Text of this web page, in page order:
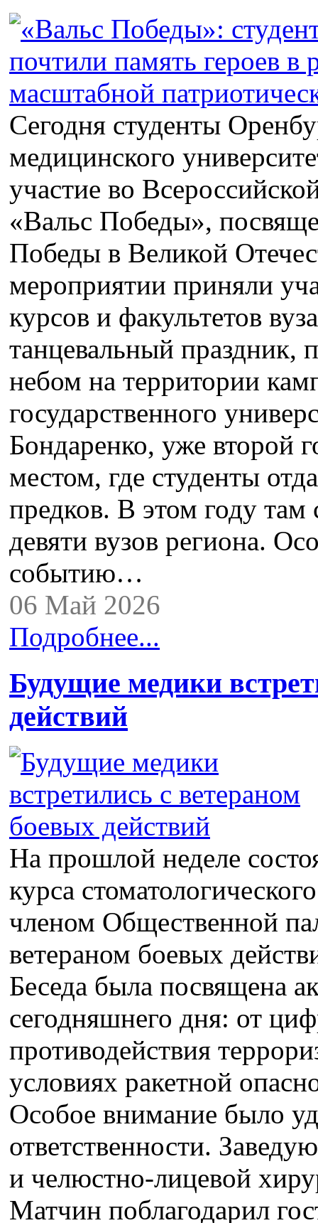
Сегодня студенты
медицинского
участие во
«Вальс Победы»,
Победы в Великой
мероприятии приняли
курсов и факультетов
танцевальный
небом на территории
государственного
Бондаренко, уже второй
местом, где студенты
предков. В этом году там
девяти вузов региона.
событию…
06 Май 2026
Подробнее...
Будущие медики
действий
На прошлой неделе
курса
членом Общественной
ветераном боевых
Беседа была посвящена
сегодняшнего дня: от
противодействия
условиях ракетной
Особое внимание было
ответственности.
и челюстно‑лицевой
Матчин поблагодарил